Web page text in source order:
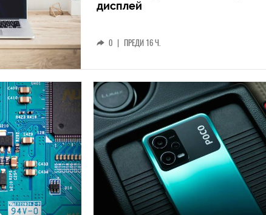
дисплей
0 | ПРЕДИ 16 Ч.